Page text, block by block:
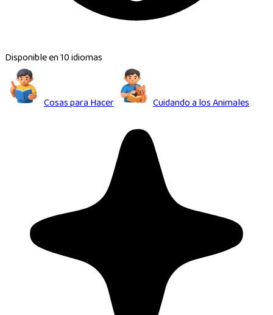
Disponible en 10 idiomas
Cosas para Hacer Cuidando a los Animales